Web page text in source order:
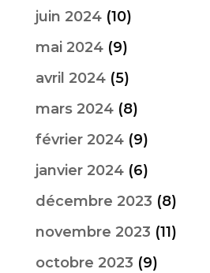
juin 2024(10)
mai 2024(9)
avril 2024(5)
mars 2024(8)
février 2024(9)
janvier 2024(6)
décembre 2023 (8)
novembre 2023 (11)
octobre 2023 (9)